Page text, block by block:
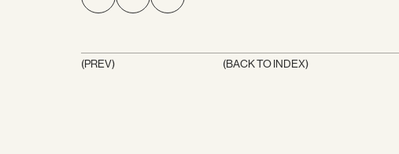
(PREV) (BACK TO INDEX)